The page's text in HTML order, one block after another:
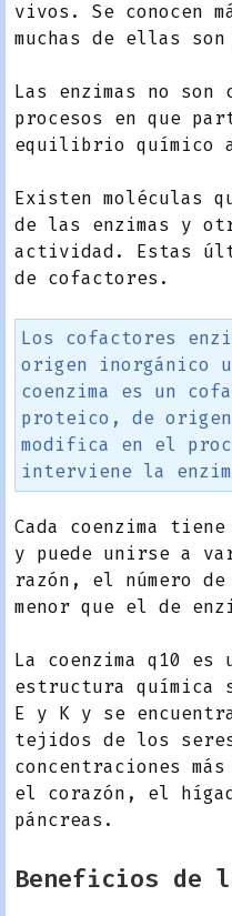
vivos. Se conocen
muchas de ellas
Las enzimas no son
procesos en que
equilibrio
Existen moléculas
de las enzimas y
actividad. Estas
de cofactores.
Los cofactores
origen inorgánico
coenzima es un
proteico, de
modifica en el
interviene la
Cada coenzima
y puede unirse a
razón, el número de
menor que el de
La coenzima q10 es
estructura química
E y K y se
tejidos de los seres
concentraciones
el corazón, el
páncreas.
Beneficios de